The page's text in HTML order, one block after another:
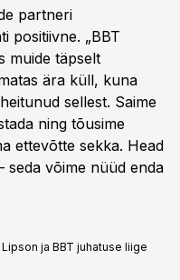
partneri
positiivne. „BBT
muide täpselt
ära küll, kuna
sellest. Saime
ning tõusime
ettevõtte sekka. Head
seda võime nüüd enda
ja BBT juhatuse liige